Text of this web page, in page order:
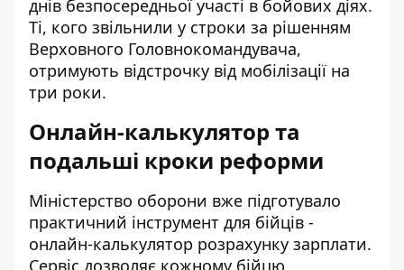
днів безпосередньої участі в бойових діях.
Ті, кого звільнили у строки за рішенням
Верховного Головнокомандувача,
отримують відстрочку від мобілізації на
три роки.
Онлайн-калькулятор та
подальші кроки реформи
Міністерство оборони вже підготувало
практичний інструмент для бійців -
онлайн-калькулятор розрахунку зарплати.